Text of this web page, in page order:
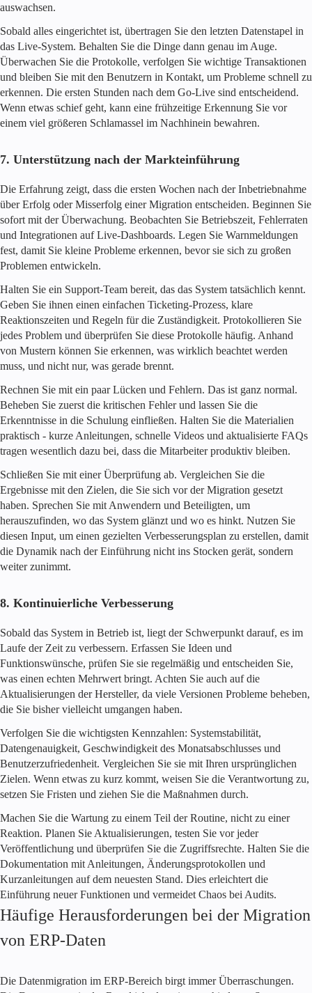
auswachsen.
Sobald alles eingerichtet ist, übertragen Sie den letzten Datenstapel in
das Live-System. Behalten Sie die Dinge dann genau im Auge.
Überwachen Sie die Protokolle, verfolgen Sie wichtige Transaktionen
und bleiben Sie mit den Benutzern in Kontakt, um Probleme schnell zu
erkennen. Die ersten Stunden nach dem Go-Live sind entscheidend.
Wenn etwas schief geht, kann eine frühzeitige Erkennung Sie vor
einem viel größeren Schlamassel im Nachhinein bewahren.
7. Unterstützung nach der Markteinführung
Die Erfahrung zeigt, dass die ersten Wochen nach der Inbetriebnahme
über Erfolg oder Misserfolg einer Migration entscheiden. Beginnen Sie
sofort mit der Überwachung. Beobachten Sie Betriebszeit, Fehlerraten
und Integrationen auf Live-Dashboards. Legen Sie Warnmeldungen
fest, damit Sie kleine Probleme erkennen, bevor sie sich zu großen
Problemen entwickeln.
Halten Sie ein Support-Team bereit, das das System tatsächlich kennt.
Geben Sie ihnen einen einfachen Ticketing-Prozess, klare
Reaktionszeiten und Regeln für die Zuständigkeit. Protokollieren Sie
jedes Problem und überprüfen Sie diese Protokolle häufig. Anhand
von Mustern können Sie erkennen, was wirklich beachtet werden
muss, und nicht nur, was gerade brennt.
Rechnen Sie mit ein paar Lücken und Fehlern. Das ist ganz normal.
Beheben Sie zuerst die kritischen Fehler und lassen Sie die
Erkenntnisse in die Schulung einfließen. Halten Sie die Materialien
praktisch - kurze Anleitungen, schnelle Videos und aktualisierte FAQs
tragen wesentlich dazu bei, dass die Mitarbeiter produktiv bleiben.
Schließen Sie mit einer Überprüfung ab. Vergleichen Sie die
Ergebnisse mit den Zielen, die Sie sich vor der Migration gesetzt
haben. Sprechen Sie mit Anwendern und Beteiligten, um
herauszufinden, wo das System glänzt und wo es hinkt. Nutzen Sie
diesen Input, um einen gezielten Verbesserungsplan zu erstellen, damit
die Dynamik nach der Einführung nicht ins Stocken gerät, sondern
weiter zunimmt.
8. Kontinuierliche Verbesserung
Sobald das System in Betrieb ist, liegt der Schwerpunkt darauf, es im
Laufe der Zeit zu verbessern. Erfassen Sie Ideen und
Funktionswünsche, prüfen Sie sie regelmäßig und entscheiden Sie,
was einen echten Mehrwert bringt. Achten Sie auch auf die
Aktualisierungen der Hersteller, da viele Versionen Probleme beheben,
die Sie bisher vielleicht umgangen haben.
Verfolgen Sie die wichtigsten Kennzahlen: Systemstabilität,
Datengenauigkeit, Geschwindigkeit des Monatsabschlusses und
Benutzerzufriedenheit. Vergleichen Sie sie mit Ihren ursprünglichen
Zielen. Wenn etwas zu kurz kommt, weisen Sie die Verantwortung zu,
setzen Sie Fristen und ziehen Sie die Maßnahmen durch.
Machen Sie die Wartung zu einem Teil der Routine, nicht zu einer
Reaktion. Planen Sie Aktualisierungen, testen Sie vor jeder
Veröffentlichung und überprüfen Sie die Zugriffsrechte. Halten Sie die
Dokumentation mit Anleitungen, Änderungsprotokollen und
Kurzanleitungen auf dem neuesten Stand. Dies erleichtert die
Einführung neuer Funktionen und vermeidet Chaos bei Audits.
Häufige Herausforderungen bei der Migration
von ERP-Daten
Die Datenmigration im ERP-Bereich birgt immer Überraschungen.